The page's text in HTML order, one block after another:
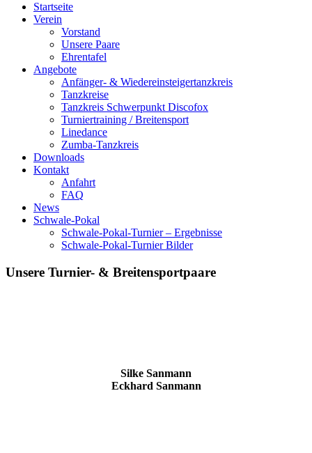
Startseite
Verein
Vorstand
Unsere Paare
Ehrentafel
Angebote
Anfänger- & Wiedereinsteigertanzkreis
Tanzkreise
Tanzkreis Schwerpunkt Discofox
Turniertraining / Breitensport
Linedance
Zumba-Tanzkreis
Downloads
Kontakt
Anfahrt
FAQ
News
Schwale-Pokal
Schwale-Pokal-Turnier – Ergebnisse
Schwale-Pokal-Turnier Bilder
Unsere Turnier- & Breitensportpaare
Silke Sanmann
Eckhard Sanmann